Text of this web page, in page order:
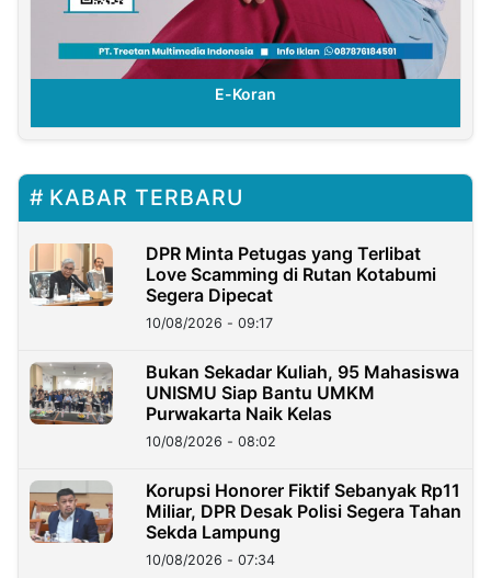
E-Koran
KABAR TERBARU
DPR Minta Petugas yang Terlibat
Love Scamming di Rutan Kotabumi
Segera Dipecat
10/08/2026 - 09:17
Bukan Sekadar Kuliah, 95 Mahasiswa
UNISMU Siap Bantu UMKM
Purwakarta Naik Kelas
10/08/2026 - 08:02
Korupsi Honorer Fiktif Sebanyak Rp11
Miliar, DPR Desak Polisi Segera Tahan
Sekda Lampung
10/08/2026 - 07:34